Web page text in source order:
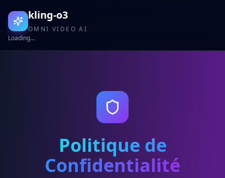
kling-o3
OMNI VIDEO AI
Loading...
Politique de
Confidentialité